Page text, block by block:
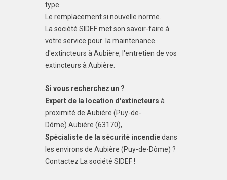
type.
Le remplacement si nouvelle norme.
La société SIDEF met son savoir-faire à
votre service pour la maintenance
d'extincteurs à Aubière, l'entretien de vos
extincteurs à Aubière.
Si vous recherchez un ?
Expert de la location d'extincteurs à
proximité de Aubière (Puy-de-
Dôme) Aubière (63170),
Spécialiste de la sécurité incendiedans
les environs de Aubière (Puy-de-Dôme) ?
Contactez La société SIDEF !